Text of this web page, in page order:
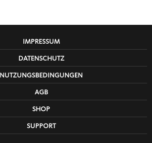
IMPRESSUM
DATENSCHUTZ
NUTZUNGSBEDINGUNGEN
AGB
SHOP
SUPPORT